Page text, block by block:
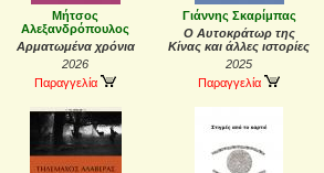
Μήτσος
Αλεξανδρόπουλος
Αρματωμένα χρόνια
2026
Παραγγελία
Γιάννης Σκαρίμπας
Ο Αυτοκράτωρ της
Κίνας και άλλες ιστορίες
2025
Παραγγελία